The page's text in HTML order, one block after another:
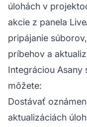
úlohách v
akcie z panela
pripájanie
príbehov a
Integráciou Asany
môžete:
Dostávať
aktualizáciách úloh